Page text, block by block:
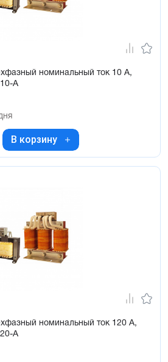
номинальный ток 10 А,
А
В корзину
номинальный ток 120 А,
А